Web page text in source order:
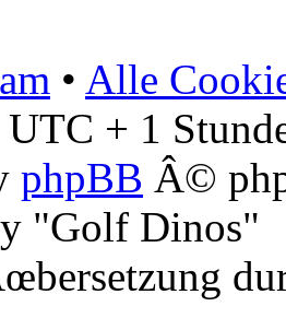
• Alle
+ 1
phpBB Â©
"Golf Dinos"